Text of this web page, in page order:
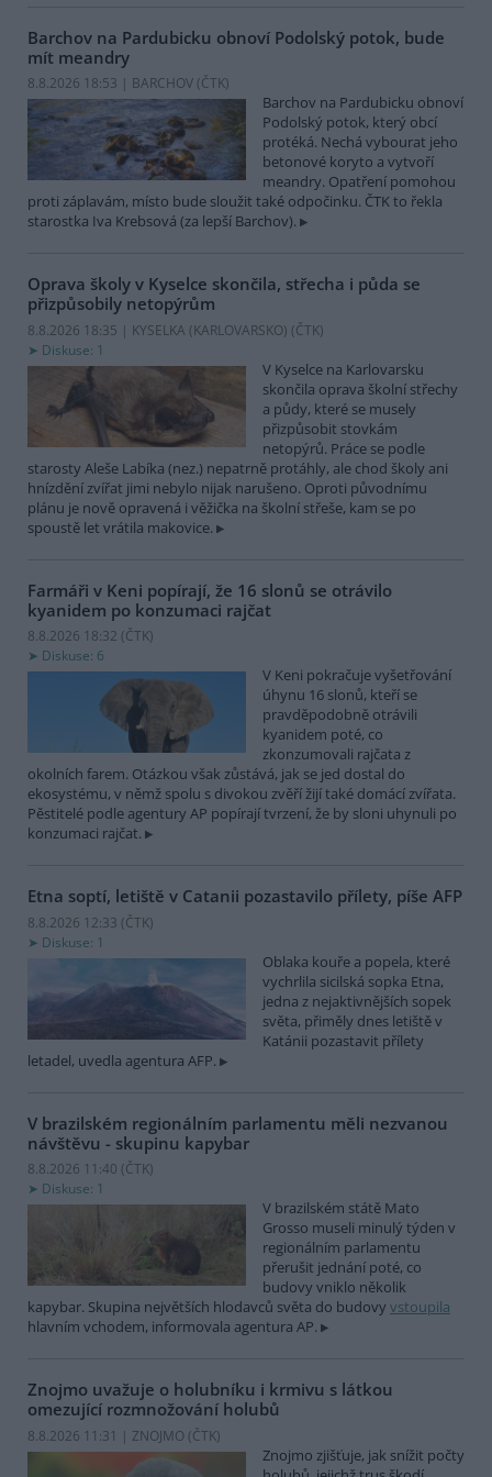
Barchov na Pardubicku obnoví Podolský potok, bude
mít meandry
8.8.2026 18:53 | BARCHOV (ČTK)
Barchov na Pardubicku obnoví
Podolský potok, který obcí
protéká. Nechá vybourat jeho
betonové koryto a vytvoří
meandry. Opatření pomohou
proti záplavám, místo bude sloužit také odpočinku. ČTK to řekla
starostka Iva Krebsová (za lepší Barchov).
Oprava školy v Kyselce skončila, střecha i půda se
přizpůsobily netopýrům
8.8.2026 18:35 | KYSELKA (KARLOVARSKO) (ČTK)
Diskuse: 1
V Kyselce na Karlovarsku
skončila oprava školní střechy
a půdy, které se musely
přizpůsobit stovkám
netopýrů. Práce se podle
starosty Aleše Labíka (nez.) nepatrně protáhly, ale chod školy ani
hnízdění zvířat jimi nebylo nijak narušeno. Oproti původnímu
plánu je nově opravená i věžička na školní střeše, kam se po
spoustě let vrátila makovice.
Farmáři v Keni popírají, že 16 slonů se otrávilo
kyanidem po konzumaci rajčat
8.8.2026 18:32 (ČTK)
Diskuse: 6
V Keni pokračuje vyšetřování
úhynu 16 slonů, kteří se
pravděpodobně otrávili
kyanidem poté, co
zkonzumovali rajčata z
okolních farem. Otázkou však zůstává, jak se jed dostal do
ekosystému, v němž spolu s divokou zvěří žijí také domácí zvířata.
Pěstitelé podle agentury AP popírají tvrzení, že by sloni uhynuli po
konzumaci rajčat.
Etna soptí, letiště v Catanii pozastavilo přílety, píše AFP
8.8.2026 12:33 (ČTK)
Diskuse: 1
Oblaka kouře a popela, které
vychrlila sicilská sopka Etna,
jedna z nejaktivnějších sopek
světa, přiměly dnes letiště v
Katánii pozastavit přílety
letadel, uvedla agentura AFP.
V brazilském regionálním parlamentu měli nezvanou
návštěvu - skupinu kapybar
8.8.2026 11:40 (ČTK)
Diskuse: 1
V brazilském státě Mato
Grosso museli minulý týden v
regionálním parlamentu
přerušit jednání poté, co
budovy vniklo několik
kapybar. Skupina největších hlodavců světa do budovy vstoupila
hlavním vchodem, informovala agentura AP.
Znojmo uvažuje o holubníku i krmivu s látkou
omezující rozmnožování holubů
8.8.2026 11:31 | ZNOJMO (ČTK)
Znojmo zjišťuje, jak snížit počty